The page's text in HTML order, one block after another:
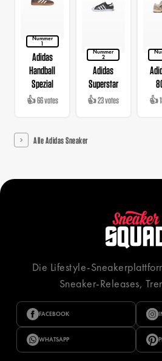
Nummer
1
Adidas
Handball
Spezial
👍 66 votes
Nummer
2
Adidas
Superstar
👍 23 votes 👍
Alle Adidas Sneaker
Die Lifestyle-
Sneaker-Releases,
FACEBOOK
WHATSAPP